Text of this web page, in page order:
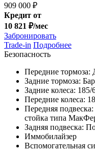
909 000 ₽
Кредит от
10 821 ₽/мес
Забронировать
Trade-in Подробнее
Безопасность
Передние тормоза:
Задние тормоза:
Задние колеса: 185/
Передние колеса:
Передняя
стойка типа
Задняя подвеска:
Иммобилайзер
Вспомогательная